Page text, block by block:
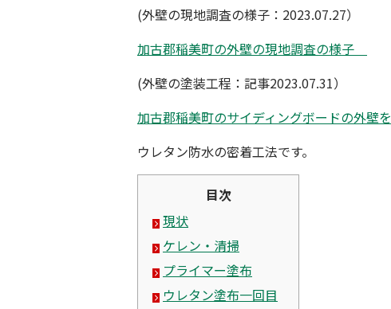
(外壁の現地調査の様子：2023.07.27）
加古郡稲美町の外壁の現地調査の様子
(外壁の塗装工程：記事2023.07.31）
加古郡稲美町のサイディングボードの外壁
ウレタン防水の密着工法です。
目次
現状
ケレン・清掃
プライマー塗布
ウレタン塗布一回目